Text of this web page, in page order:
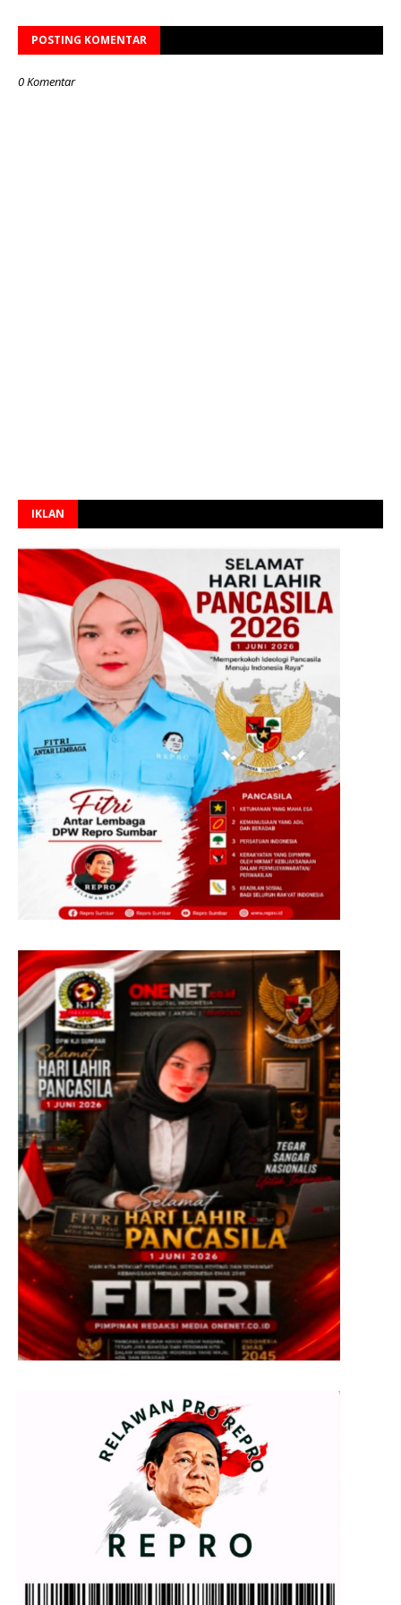
POSTING KOMENTAR
0 Komentar
IKLAN